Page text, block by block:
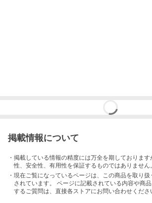
掲載情報について
・掲載している情報の精度には万全を期しておりま
性、安全性、有用性を保証するものではありません。
・現在ご覧になっているページは、この商品を取り扱
されています。 ページに記載されている内容や商
するご質問は、直接各ストアにお問い合わせくださ